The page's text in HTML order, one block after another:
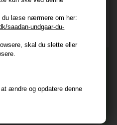
du læse nærmere om her:
saadan-undgaar-du-
skal du slette eller
ændre og opdatere denne
bestilling inden kl 14:45
, 4.9 Rating
tilbud og rabatter